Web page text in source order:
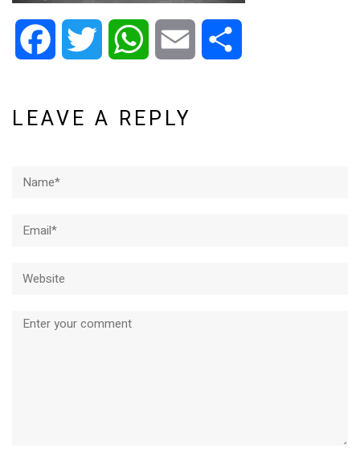
Facebook Twitter WhatsApp Email
LEAVE A REPLY
Comment